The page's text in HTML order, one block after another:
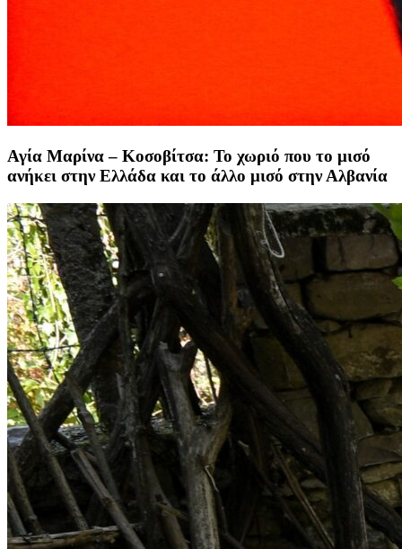
Αγία Μαρίνα – Κοσοβίτσα: Το χωριό που το μισό
ανήκει στην Ελλάδα και το άλλο μισό στην Αλβανία